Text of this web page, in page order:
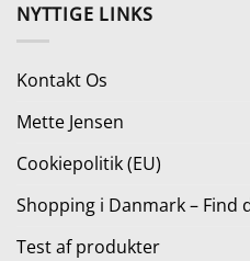
NYTTIGE LINKS
Kontakt Os
Mette Jensen
Cookiepolitik (EU)
Shopping i Danmark – Find
Test af produkter